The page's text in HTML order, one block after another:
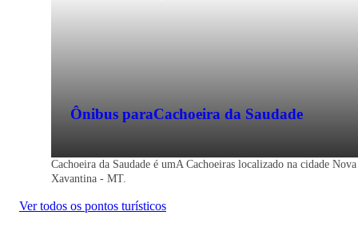
Ônibus paraCachoeira da Saudade
Cachoeira da Saudade é umA Cachoeiras localizado na cidade Nova
Xavantina - MT.
Ver todos os pontos turísticos